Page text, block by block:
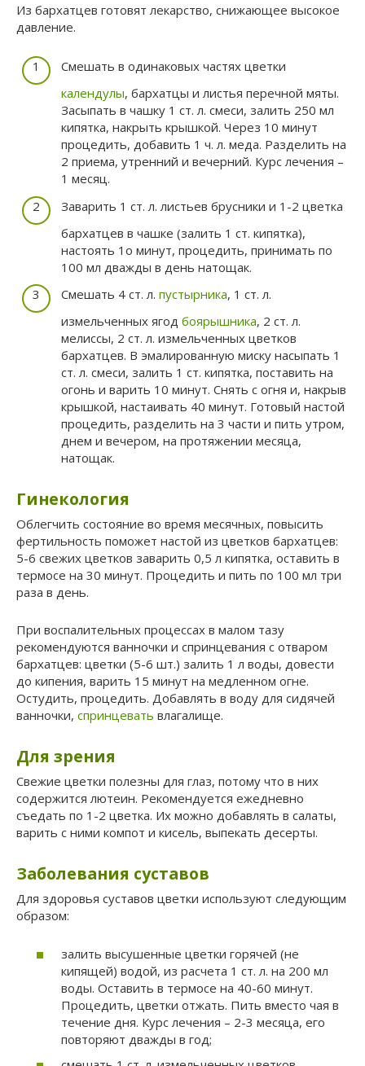
Из бархатцев готовят лекарство, снижающее высокое
давление.
Смешать в одинаковых частях цветки
календулы, бархатцы и листья перечной мяты.
Засыпать в чашку 1 ст. л. смеси, залить 250 мл
кипятка, накрыть крышкой. Через 10 минут
процедить, добавить 1 ч. л. меда. Разделить на
2 приема, утренний и вечерний. Курс лечения –
1 месяц.
Заварить 1 ст. л. листьев брусники и 1-2 цветка
бархатцев в чашке (залить 1 ст. кипятка),
настоять 1о минут, процедить, принимать по
100 мл дважды в день натощак.
Смешать 4 ст. л. пустырника, 1 ст. л.
измельченных ягод боярышника, 2 ст. л.
мелиссы, 2 ст. л. измельченных цветков
бархатцев. В эмалированную миску насыпать 1
ст. л. смеси, залить 1 ст. кипятка, поставить на
огонь и варить 10 минут. Снять с огня и, накрыв
крышкой, настаивать 40 минут. Готовый настой
процедить, разделить на 3 части и пить утром,
днем и вечером, на протяжении месяца,
натощак.
Гинекология
Облегчить состояние во время месячных, повысить
фертильность поможет настой из цветков бархатцев:
5-6 свежих цветков заварить 0,5 л кипятка, оставить в
термосе на 30 минут. Процедить и пить по 100 мл три
раза в день.
При воспалительных процессах в малом тазу
рекомендуются ванночки и спринцевания с отваром
бархатцев: цветки (5-6 шт.) залить 1 л воды, довести
до кипения, варить 15 минут на медленном огне.
Остудить, процедить. Добавлять в воду для сидячей
ванночки, спринцевать влагалище.
Для зрения
Свежие цветки полезны для глаз, потому что в них
содержится лютеин. Рекомендуется ежедневно
съедать по 1-2 цветка. Их можно добавлять в салаты,
варить с ними компот и кисель, выпекать десерты.
Заболевания суставов
Для здоровья суставов цветки используют следующим
образом:
залить высушенные цветки горячей (не
кипящей) водой, из расчета 1 ст. л. на 200 мл
воды. Оставить в термосе на 40-60 минут.
Процедить, цветки отжать. Пить вместо чая в
течение дня. Курс лечения – 2-3 месяца, его
повторяют дважды в год;